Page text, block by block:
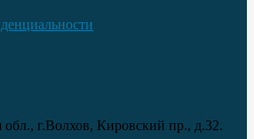
обл., г.Волхов, Кировский пр., д.32.